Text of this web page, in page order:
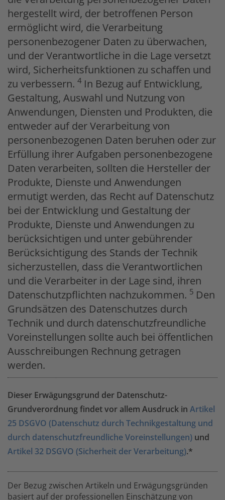
hergestellt wird, der betroffenen Person
ermöglicht wird, die Verarbeitung
personenbezogener Daten zu überwachen,
und der Verantwortliche in die Lage versetzt
wird, Sicherheitsfunktionen zu schaffen und
zu verbessern. 4 In Bezug auf Entwicklung,
Gestaltung, Auswahl und Nutzung von
Anwendungen, Diensten und Produkten, die
entweder auf der Verarbeitung von
personenbezogenen Daten beruhen oder zur
Erfüllung ihrer Aufgaben personenbezogene
Daten verarbeiten, sollten die Hersteller der
Produkte, Dienste und Anwendungen
ermutigt werden, das Recht auf Datenschutz
bei der Entwicklung und Gestaltung der
Produkte, Dienste und Anwendungen zu
berücksichtigen und unter gebührender
Berücksichtigung des Stands der Technik
sicherzustellen, dass die Verantwortlichen
und die Verarbeiter in der Lage sind, ihren
Datenschutzpflichten nachzukommen. 5 Den
Grundsätzen des Datenschutzes durch
Technik und durch datenschutzfreundliche
Voreinstellungen sollte auch bei öffentlichen
Ausschreibungen Rechnung getragen
werden.
Dieser Erwägungsgrund der Datenschutz-
Grundverordnung findet vor allem Ausdruck in Artikel
25 DSGVO (Datenschutz durch Technikgestaltung und
durch datenschutzfreundliche Voreinstellungen) und
Artikel 32 DSGVO (Sicherheit der Verarbeitung).*
Der Bezug zwischen Artikeln und Erwägungsgründen
basiert auf der professionellen Einschätzung von